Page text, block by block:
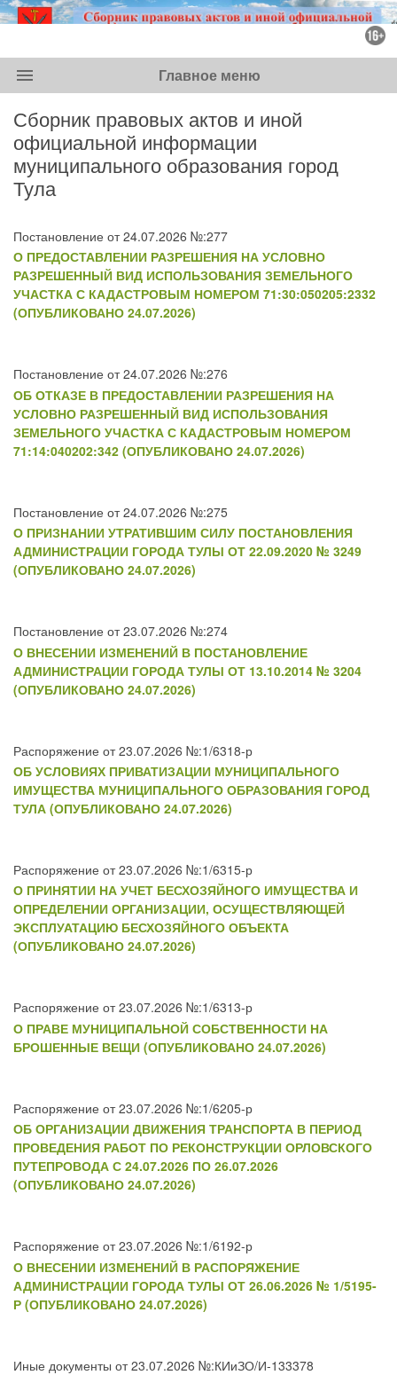
menu Главное меню
Сборник правовых актов и иной
официальной информации
муниципального образования город
Тула
Постановление от 24.07.2026 №:277
О ПРЕДОСТАВЛЕНИИ РАЗРЕШЕНИЯ НА УСЛОВНО
РАЗРЕШЕННЫЙ ВИД ИСПОЛЬЗОВАНИЯ ЗЕМЕЛЬНОГО
УЧАСТКА С КАДАСТРОВЫМ НОМЕРОМ 71:30:050205:2332
(ОПУБЛИКОВАНО 24.07.2026)
Постановление от 24.07.2026 №:276
ОБ ОТКАЗЕ В ПРЕДОСТАВЛЕНИИ РАЗРЕШЕНИЯ НА
УСЛОВНО РАЗРЕШЕННЫЙ ВИД ИСПОЛЬЗОВАНИЯ
ЗЕМЕЛЬНОГО УЧАСТКА С КАДАСТРОВЫМ НОМЕРОМ
71:14:040202:342 (ОПУБЛИКОВАНО 24.07.2026)
Постановление от 24.07.2026 №:275
О ПРИЗНАНИИ УТРАТИВШИМ СИЛУ ПОСТАНОВЛЕНИЯ
АДМИНИСТРАЦИИ ГОРОДА ТУЛЫ ОТ 22.09.2020 № 3249
(ОПУБЛИКОВАНО 24.07.2026)
Постановление от 23.07.2026 №:274
О ВНЕСЕНИИ ИЗМЕНЕНИЙ В ПОСТАНОВЛЕНИЕ
АДМИНИСТРАЦИИ ГОРОДА ТУЛЫ ОТ 13.10.2014 № 3204
(ОПУБЛИКОВАНО 24.07.2026)
Распоряжение от 23.07.2026 №:1/6318-р
ОБ УСЛОВИЯХ ПРИВАТИЗАЦИИ МУНИЦИПАЛЬНОГО
ИМУЩЕСТВА МУНИЦИПАЛЬНОГО ОБРАЗОВАНИЯ ГОРОД
ТУЛА (ОПУБЛИКОВАНО 24.07.2026)
Распоряжение от 23.07.2026 №:1/6315-р
О ПРИНЯТИИ НА УЧЕТ БЕСХОЗЯЙНОГО ИМУЩЕСТВА И
ОПРЕДЕЛЕНИИ ОРГАНИЗАЦИИ, ОСУЩЕСТВЛЯЮЩЕЙ
ЭКСПЛУАТАЦИЮ БЕСХОЗЯЙНОГО ОБЪЕКТА
(ОПУБЛИКОВАНО 24.07.2026)
Распоряжение от 23.07.2026 №:1/6313-р
О ПРАВЕ МУНИЦИПАЛЬНОЙ СОБСТВЕННОСТИ НА
БРОШЕННЫЕ ВЕЩИ (ОПУБЛИКОВАНО 24.07.2026)
Распоряжение от 23.07.2026 №:1/6205-р
ОБ ОРГАНИЗАЦИИ ДВИЖЕНИЯ ТРАНСПОРТА В ПЕРИОД
ПРОВЕДЕНИЯ РАБОТ ПО РЕКОНСТРУКЦИИ ОРЛОВСКОГО
ПУТЕПРОВОДА С 24.07.2026 ПО 26.07.2026
(ОПУБЛИКОВАНО 24.07.2026)
Распоряжение от 23.07.2026 №:1/6192-р
О ВНЕСЕНИИ ИЗМЕНЕНИЙ В РАСПОРЯЖЕНИЕ
АДМИНИСТРАЦИИ ГОРОДА ТУЛЫ ОТ 26.06.2026 № 1/5195-
Р (ОПУБЛИКОВАНО 24.07.2026)
Иные документы от 23.07.2026 №:КИиЗО/И-133378